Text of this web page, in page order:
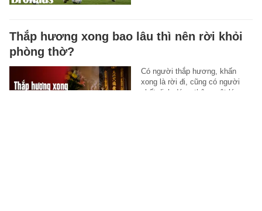
Thắp hương xong bao lâu thì nên rời khỏi
phòng thờ?
Có người thắp hương, khấn
xong là rời đi, cũng có người
nhất định đứng thêm một lúc